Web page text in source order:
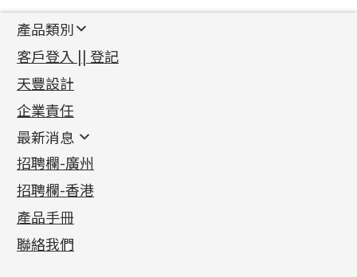
產品類別
新產品
足金系列
足金配件
機織鏈系列
珠仔鏈
镶口链
管狀網鏈
十字車花鏈系列
十字閃O鏈系列
十字錘打鏈系列
側身車花鏈系列
側身鏈系列
首飾配件
耳環類配件
卷迫系列
螺絲迫系列
梅花迫系列
平臺迫系列
綫拍系列
美拍系列
鏈類配件
動感車花吊墜
調節珠系列
生圈扣系列
龍蝦扣系列
鴨俐制系列
其他類配件
珠盤系列
袖口鈕系列
焊片及鐳射綫
空心車花管
珠類配件
無孔光身珠
空心光身珠
無孔批花珠
鑲口類
四爪頭系列
六爪頭系列
車花片
動感車花片
鑲口戒指
鑲口手鏈系列
首飾系列
手镯系列
戒指系列
空心耳環
空心车花管首饰链
空心手鐲系列
貴金屬原料
千足金
記憶金屬系列
記憶戒指
拉簧珠珠手鏈
記憶鈦手鐲
客戶登入 || 登記
天豐設計
企業責任
最新消息
最新消息
各項證書(2)
相片集(9)
展覽會資訊
最新產品資訊
招聘欄-廣州
招聘欄-香港
產品手冊
聯絡我們